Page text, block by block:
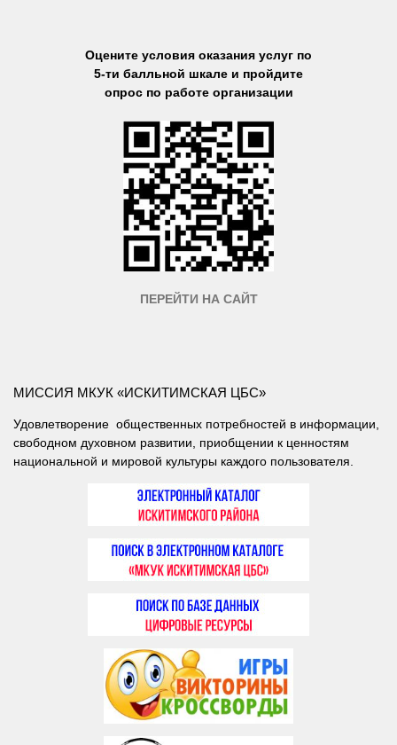
Оцените условия оказания услуг по
5-ти балльной шкале и пройдите
опрос по работе организации
ПЕРЕЙТИ НА САЙТ
МИССИЯ МКУК «ИСКИТИМСКАЯ ЦБС»
Удовлетворение общественных потребностей в информации,
свободном духовном развитии, приобщении к ценностям
национальной и мировой культуры каждого пользователя.